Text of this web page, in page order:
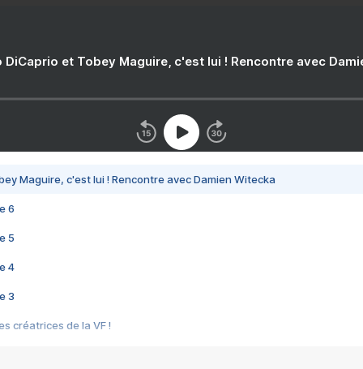
DiCaprio et Tobey Maguire, c'est lui ! Rencontre avec
Maguire, c'est lui ! Rencontre avec Damien Witecka
6
5
4
3
créatrices de la VF !